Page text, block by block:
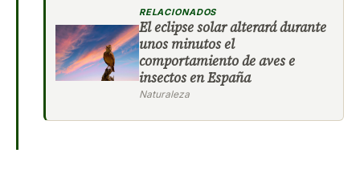
RELACIONADOS
El eclipse solar alterará durante
unos minutos el
comportamiento de aves e
insectos en España
Naturaleza